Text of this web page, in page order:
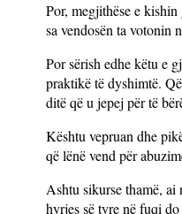
Por, megjithëse e
sa vendosën ta votonin
Por sërish edhe këtu e
praktikë të dyshimtë.
ditë që u jepej për të
Kështu vepruan dhe
që lënë vend për
Ashtu sikurse thamë, ai
hyrjes së tyre në fuqi